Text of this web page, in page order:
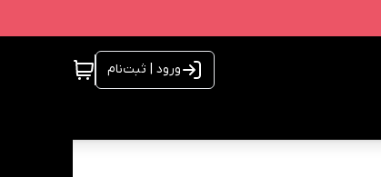
ورود | ثبت‌نام